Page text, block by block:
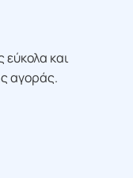
και
αγοράς.